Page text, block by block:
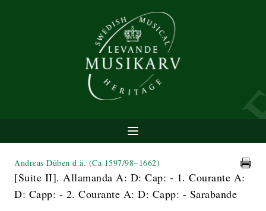
Andreas Düben d.ä. (Ca 1597/98−1662)
[Suite II]. Allamanda A: D: Cap: - 1. Courante A:
D: Capp: - 2. Courante A: D: Capp: - Sarabande